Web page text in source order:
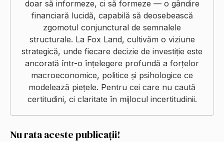
doar să informeze, ci să formeze — o gândire
financiară lucidă, capabilă să deosebească
zgomotul conjunctural de semnalele
structurale. La Fox Land, cultivăm o viziune
strategică, unde fiecare decizie de investiție este
ancorată într-o înțelegere profundă a forțelor
macroeconomice, politice și psihologice ce
modelează piețele. Pentru cei care nu caută
certitudini, ci claritate în mijlocul incertitudinii.
Nu rata aceste publicații!